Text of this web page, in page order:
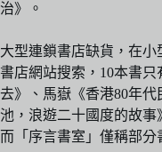
治》。
大型連鎖書店缺貨，在
書店網站搜索，10本書
去》、馬嶽《香港80年
池，浪遊二十國度的故事
而「序言書室」僅稱部分